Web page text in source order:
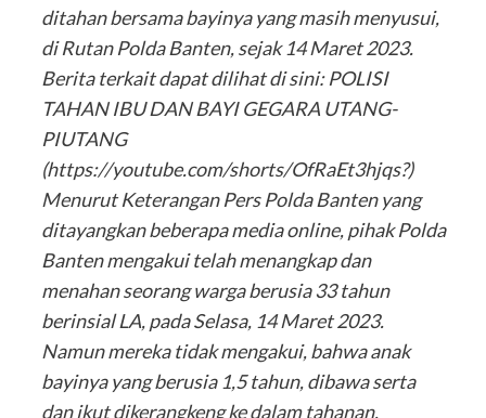
ditahan bersama bayinya yang masih menyusui,
di Rutan Polda Banten, sejak 14 Maret 2023.
Berita terkait dapat dilihat di sini: POLISI
TAHAN IBU DAN BAYI GEGARA UTANG-
PIUTANG
(https://youtube.com/shorts/OfRaEt3hjqs?)
Menurut Keterangan Pers Polda Banten yang
ditayangkan beberapa media online, pihak Polda
Banten mengakui telah menangkap dan
menahan seorang warga berusia 33 tahun
berinsial LA, pada Selasa, 14 Maret 2023.
Namun mereka tidak mengakui, bahwa anak
bayinya yang berusia 1,5 tahun, dibawa serta
dan ikut dikerangkeng ke dalam tahanan.